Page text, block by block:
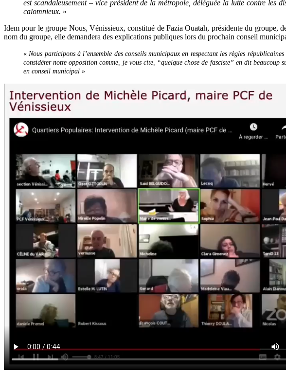
est scandaleusement – vice président de la métropole, déléguée la lutte contre les
calomnieux. »
Idem pour le groupe Nous, Vénissieux, constitué de Fazia Ouatah, présidente du
nom du groupe, elle demandera des explications publiques lors du prochain conseil
«Nous participons à l’ensemble des conseils municipaux en respectant les règles
considérer notre opposition comme, je vous cite, “quelque chose de fasciste” en dit beaucoup
en conseil municipal »